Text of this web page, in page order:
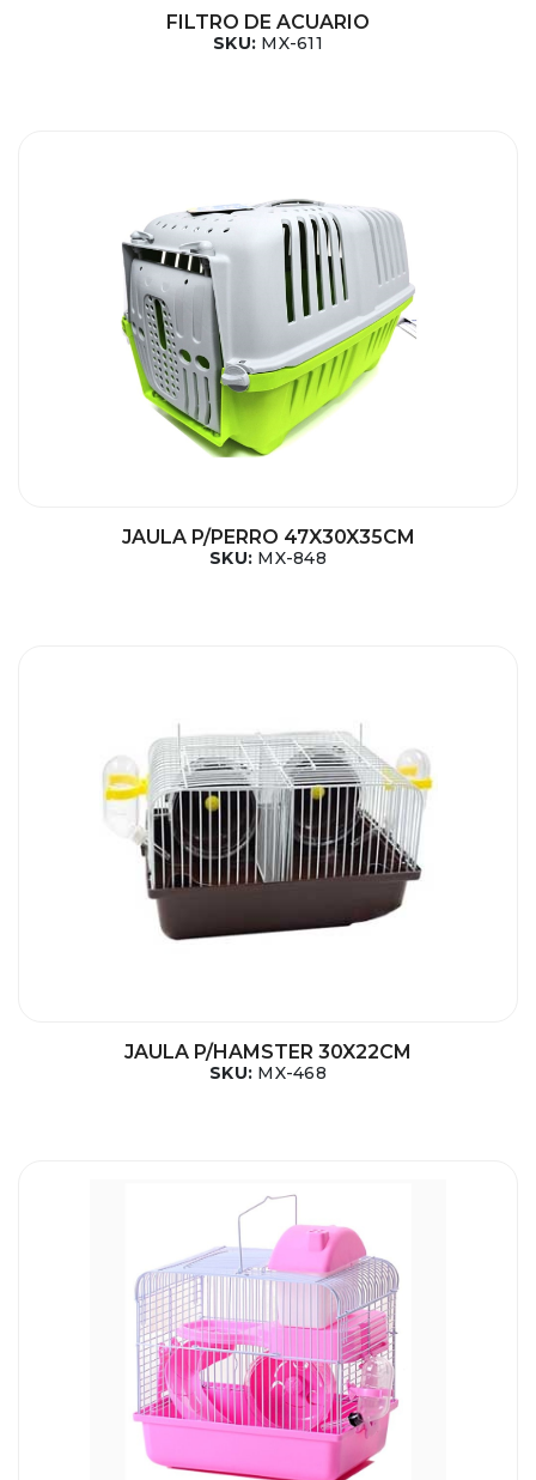
FILTRO DE ACUARIO
SKU: MX-611
JAULA P/PERRO 47X30X35CM
SKU: MX-848
JAULA P/HAMSTER 30X22CM
SKU: MX-468